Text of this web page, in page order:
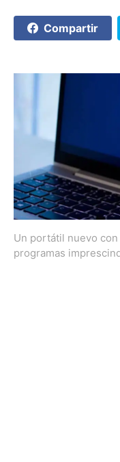
Compartir
Un portátil nuevo
programas